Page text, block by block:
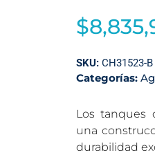
$
SKU: CH31523-B
Categorías:
Los tanques
una
durabilidad